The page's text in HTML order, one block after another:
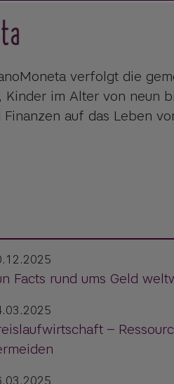
verfolgt die
Kinder im Alter von neun
Finanzen auf das Leben
Facts rund ums Geld
–